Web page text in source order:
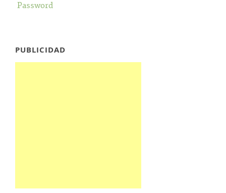
Password
PUBLICIDAD